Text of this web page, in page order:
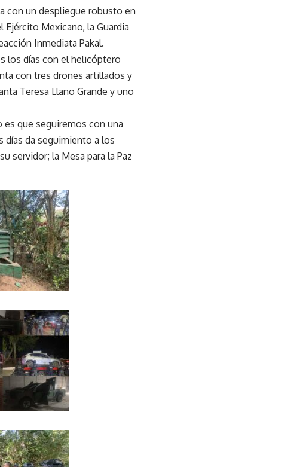
con un despliegue robusto en
Mexicano, la Guardia
Inmediata Pakal.
los días con el helicóptero
con tres drones artillados y
Teresa Llano Grande y uno
es que seguiremos con una
días da seguimiento a los
servidor; la Mesa para la Paz